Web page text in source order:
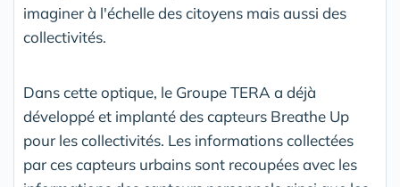
imaginer à l'échelle des citoyens mais aussi des
collectivités.
Dans cette optique, le Groupe TERA a déjà
développé et implanté des capteurs Breathe Up
pour les collectivités. Les informations collectées
par ces capteurs urbains sont recoupées avec les